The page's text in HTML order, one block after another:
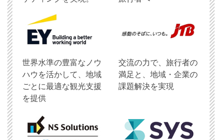
世界水準の豊富なノウ
ハウを活かして、地域
ごとに最適な観光支援
を提供
交流の力で、旅行者の
満足と、地域・企業の
課題解決を実現